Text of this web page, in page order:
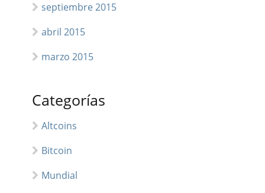
septiembre 2015
abril 2015
marzo 2015
Categorías
Altcoins
Bitcoin
Mundial